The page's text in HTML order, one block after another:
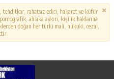
tehditkar, rahatsız edici, hakaret ve küfür
ahlaka aykırı, kişilik haklarına
doğan her türlü mali, hukuki, cezai,